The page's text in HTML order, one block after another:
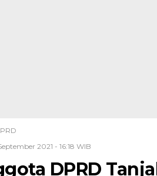
2021 - 16:18 WIB
DPRD